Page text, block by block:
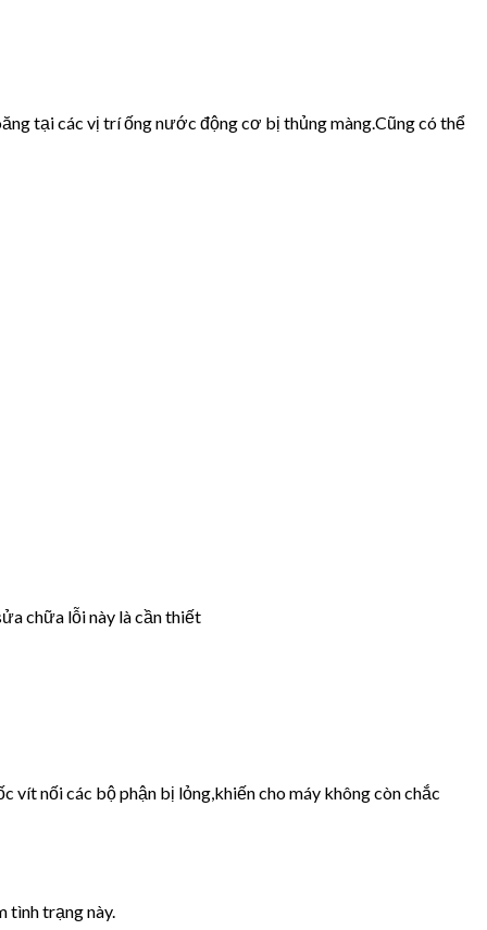
tại các vị trí ống nước động cơ bị thủng màng.Cũng có thể
chữa lỗi này là cần thiết
vít nối các bộ phận bị lỏng,khiến cho máy không còn chắc
tình trạng này.